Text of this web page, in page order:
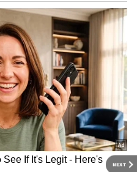
NEXT
ಕರಂದ್ಲಾಜೆ, ಹಾಲಪ್ಪ
ಶರ್ಮಾ, ಪ್ರಮೀಳಾ